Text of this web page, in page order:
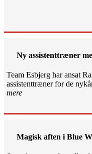
Ny assistenttræner
Team Esbjerg har ansat
assistenttræner for de
mere
Magisk aften i Blue